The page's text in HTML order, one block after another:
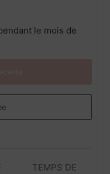
le mois de
TEMPS DE